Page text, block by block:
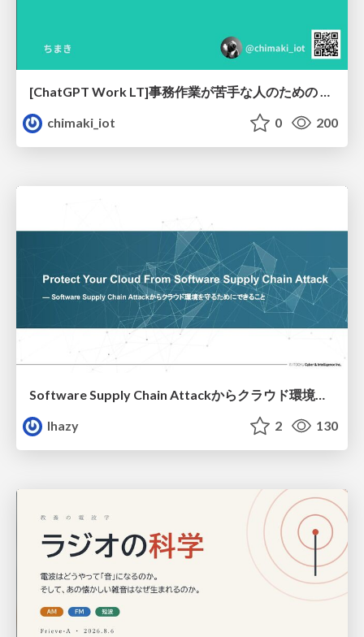
[ChatGPT Work LT]事務作業が苦手な人のための バックオフィスの「半」自動化
chimaki_iot
0 200
lhazy
2 130